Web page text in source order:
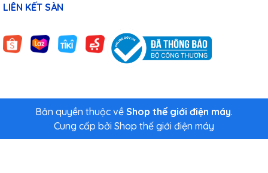
LIÊN KẾT SÀN
Bản quyền thuộc về Shop thế giới điện máy.
Cung cấp bởi Shop thế giới điện máy